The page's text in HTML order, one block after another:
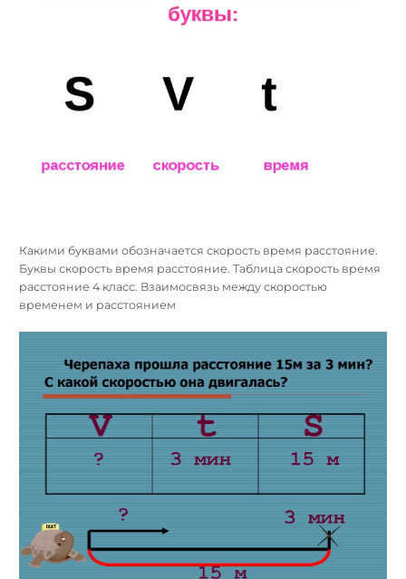
Какими буквами обозначается скорость время расстояние.
Буквы скорость время расстояние. Таблица скорость время
расстояние 4 класс. Взаимосвязь между скоростью
временем и расстоянием